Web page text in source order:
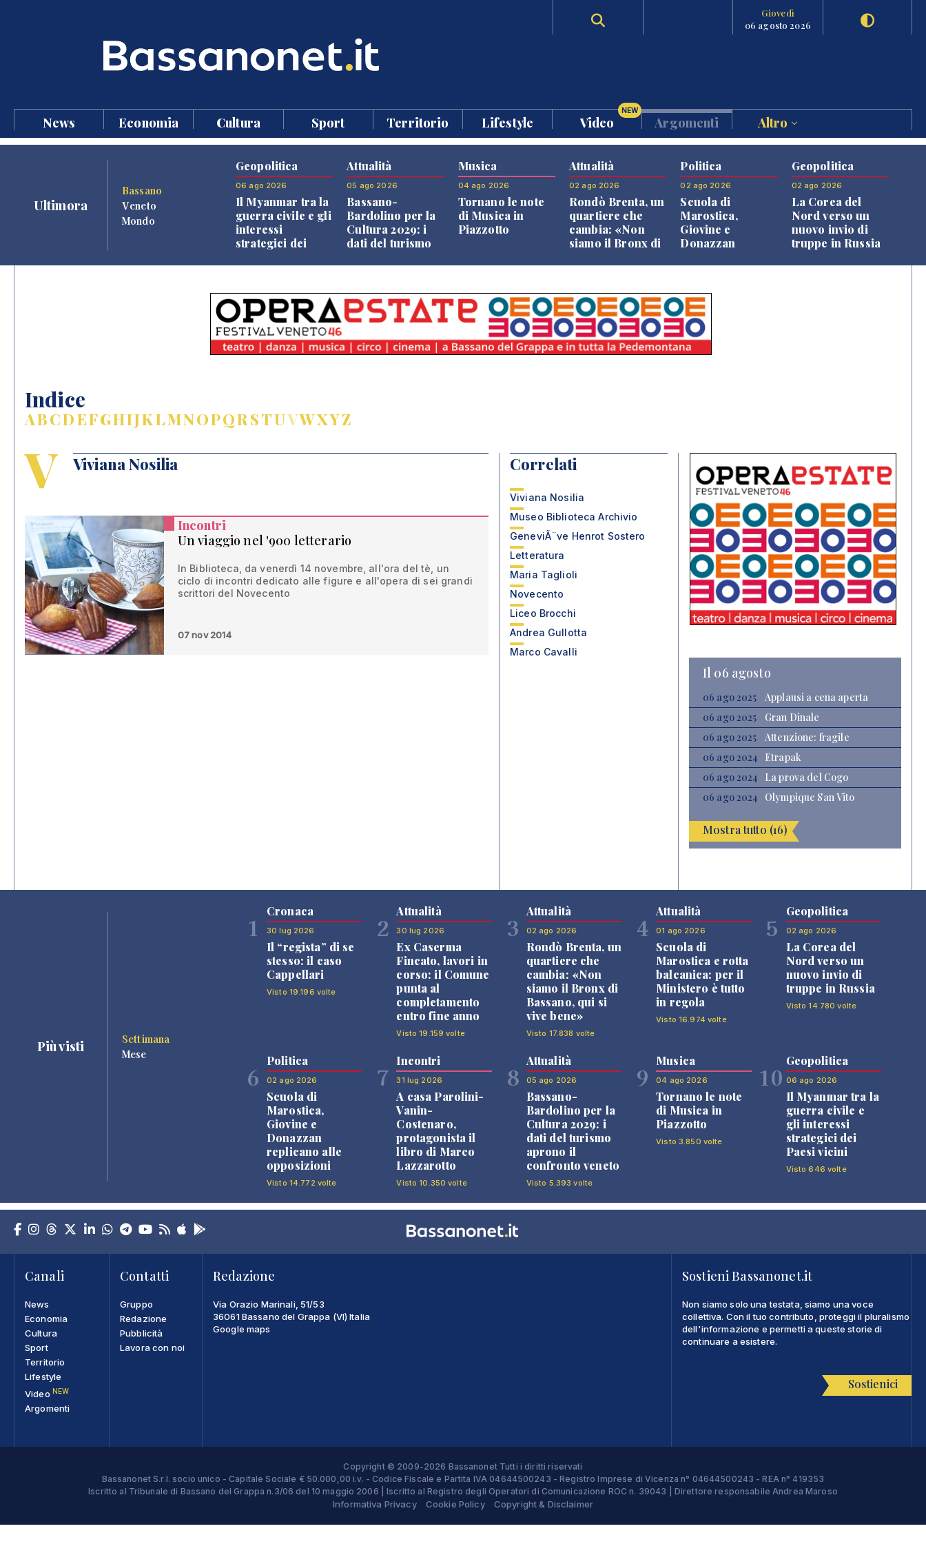
Giovedì
06 agosto 2026
News Economia Cultura Sport Territorio Lifestyle Video
NEW
Argomenti Altro
Ultimora
Bassano
Veneto
Mondo
Geopolitica
06 ago 2026
Il Myanmar tra la
guerra civile e gli
interessi
strategici dei
Attualità
05 ago 2026
Bassano-
Bardolino per la
Cultura 2029: i
dati del turismo
Musica
04 ago 2026
Tornano le note
di Musica in
Piazzotto
Attualità
02 ago 2026
Rondò Brenta, un
quartiere che
cambia: «Non
siamo il Bronx di
Politica
02 ago 2026
Scuola di
Marostica,
Giovine e
Donazzan
Geopolitica
02 ago 2026
La Corea del
Nord verso un
nuovo invio di
truppe in Russia
Indice
ABCDEFGHIJKLMNOPQRSTUVWXYZ
V Viviana Nosilia
Incontri
Un viaggio nel '900 letterario
In Biblioteca, da venerdì 14 novembre, all'ora del tè, un
ciclo di incontri dedicato alle figure e all'opera di sei grandi
scrittori del Novecento
07 nov 2014
Correlati
Viviana Nosilia
Museo Biblioteca Archivio
GeneviÃ¨ve Henrot Sostero
Letteratura
Maria Taglioli
Novecento
Liceo Brocchi
Andrea Gullotta
Marco Cavalli
Il 06 agosto
06 ago 2025
Applausi a cena aperta
06 ago 2025
Gran Dinale
06 ago 2025
Attenzione: fragile
06 ago 2024
Etrapak
06 ago 2024
La prova del Cogo
06 ago 2024
Olympique San Vito
Mostra tutto (16)
Più visti
Settimana
Mese
1
Cronaca
30 lug 2026
Il “regista” di se
stesso: il caso
Cappellari
Visto 19.196 volte
2
Attualità
30 lug 2026
Ex Caserma
Fincato, lavori in
corso: il Comune
punta al
completamento
entro fine anno
Visto 19.159 volte
3
Attualità
02 ago 2026
Rondò Brenta, un
quartiere che
cambia: «Non
siamo il Bronx di
Bassano, qui si
vive bene»
Visto 17.838 volte
4
Attualità
01 ago 2026
Scuola di
Marostica e rotta
balcanica: per il
Ministero è tutto
in regola
Visto 16.974 volte
5
Geopolitica
02 ago 2026
La Corea del
Nord verso un
nuovo invio di
truppe in Russia
Visto 14.780 volte
6
Politica
02 ago 2026
Scuola di
Marostica,
Giovine e
Donazzan
replicano alle
opposizioni
Visto 14.772 volte
7
Incontri
31 lug 2026
A casa Parolini-
Vanin-
Costenaro,
protagonista il
libro di Marco
Lazzarotto
Visto 10.350 volte
8
Attualità
05 ago 2026
Bassano-
Bardolino per la
Cultura 2029: i
dati del turismo
aprono il
confronto veneto
Visto 5.393 volte
9
Musica
04 ago 2026
Tornano le note
di Musica in
Piazzotto
Visto 3.850 volte
10
Geopolitica
06 ago 2026
Il Myanmar tra la
guerra civile e
gli interessi
strategici dei
Paesi vicini
Visto 646 volte
Canali
News
Economia
Cultura
Sport
Territorio
Lifestyle
Video NEW
Argomenti
Contatti
Gruppo
Redazione
Pubblicità
Lavora con noi
Redazione
Via Orazio Marinali, 51/53
36061 Bassano del Grappa (VI) Italia
Google maps
Sostieni Bassanonet.it
Non siamo solo una testata, siamo una voce
collettiva. Con il tuo contributo, proteggi il pluralismo
dell'informazione e permetti a queste storie di
continuare a esistere.
Sostienici
Copyright © 2009-2026 Bassanonet Tutti i diritti riservati
Bassanonet S.r.l. socio unico - Capitale Sociale € 50.000,00 i.v. - Codice Fiscale e Partita IVA 04644500243 - Registro Imprese di Vicenza n° 04644500243 - REA n° 419353
Iscritto al Tribunale di Bassano del Grappa n.3/06 del 10 maggio 2006 | Iscritto al Registro degli Operatori di Comunicazione ROC n. 39043 | Direttore responsabile Andrea Maroso
Informativa Privacy Cookie Policy Copyright & Disclaimer